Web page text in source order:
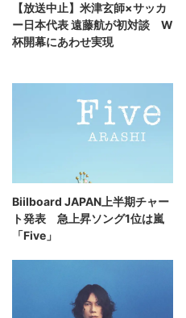
【放送中止】米津玄師×サッカ
ー日本代表 遠藤航が初対談 W
杯開幕にあわせ実現
Biilboard JAPAN上半期チャー
ト発表 急上昇ソング1位は嵐
「Five」